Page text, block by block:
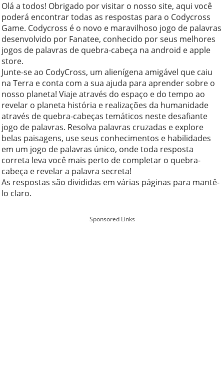
Olá a todos! Obrigado por visitar o nosso site, aqui você
poderá encontrar todas as respostas para o Codycross
Game. Codycross é o novo e maravilhoso jogo de palavras
desenvolvido por Fanatee, conhecido por seus melhores
jogos de palavras de quebra-cabeça na android e apple
store.
Junte-se ao CodyCross, um alienígena amigável que caiu
na Terra e conta com a sua ajuda para aprender sobre o
nosso planeta! Viaje através do espaço e do tempo ao
revelar o planeta história e realizações da humanidade
através de quebra-cabeças temáticos neste desafiante
jogo de palavras. Resolva palavras cruzadas e explore
belas paisagens, use seus conhecimentos e habilidades
em um jogo de palavras único, onde toda resposta
correta leva você mais perto de completar o quebra-
cabeça e revelar a palavra secreta!
As respostas são divididas em várias páginas para mantê-
lo claro.
Sponsored Links